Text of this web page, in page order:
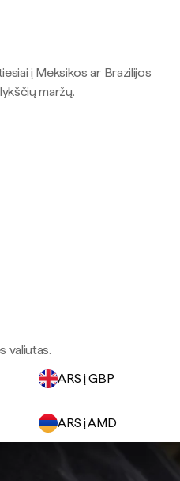
į Meksikos ar Brazilijos
maržų.
valiutas.
ARS į GBP
ARS į AMD